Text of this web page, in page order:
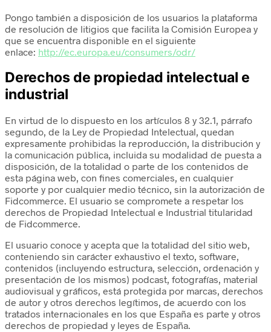
Pongo también a disposición de los usuarios la plataforma
de resolución de litigios que facilita la Comisión Europea y
que se encuentra disponible en el siguiente
enlace: http://ec.europa.eu/consumers/odr/
Derechos de propiedad intelectual e
industrial
En virtud de lo dispuesto en los artículos 8 y 32.1, párrafo
segundo, de la Ley de Propiedad Intelectual, quedan
expresamente prohibidas la reproducción, la distribución y
la comunicación pública, incluida su modalidad de puesta a
disposición, de la totalidad o parte de los contenidos de
esta página web, con fines comerciales, en cualquier
soporte y por cualquier medio técnico, sin la autorización de
Fidcommerce. El usuario se compromete a respetar los
derechos de Propiedad Intelectual e Industrial titularidad
de Fidcommerce.
El usuario conoce y acepta que la totalidad del sitio web,
conteniendo sin carácter exhaustivo el texto, software,
contenidos (incluyendo estructura, selección, ordenación y
presentación de los mismos) podcast, fotografías, material
audiovisual y gráficos, está protegida por marcas, derechos
de autor y otros derechos legítimos, de acuerdo con los
tratados internacionales en los que España es parte y otros
derechos de propiedad y leyes de España.